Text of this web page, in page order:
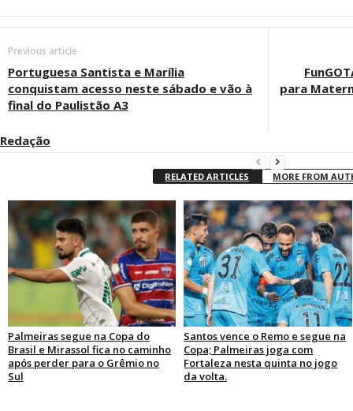
Previous article
Portuguesa Santista e Marília
conquistam acesso neste sábado e vão à
final do Paulistão A3
para
Redação
RELATED ARTICLES MORE FROM
Palmeiras segue na Copa do
Brasil e Mirassol fica no caminho
após perder para o Grêmio no
Sul
Santos vence o Remo e segue na
Copa; Palmeiras joga com
Fortaleza nesta quinta no jogo
da volta.